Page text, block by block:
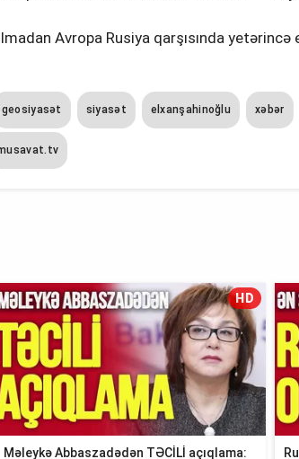
Avropa Rusiya qarşısında
geosiyasət siyasət elxanşahinoğlu xəbər
HD
Məleykə Abbaszadədən TƏCİLİ açıqlama: